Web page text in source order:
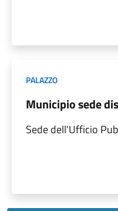
PALAZZO
Municipio sede
Sede dell'Ufficio